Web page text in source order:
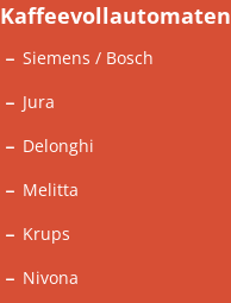
Kaffeevollautomaten
Siemens / Bosch
Jura
Delonghi
Melitta
Krups
Nivona